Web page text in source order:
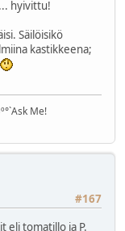
hyivittu!
Säilöisikö
kastikkeena;
Me!
#167
eli tomatillo ja P.